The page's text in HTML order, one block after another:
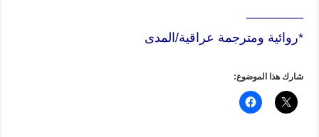
*روائية ومترجمة عراقية/المدى
شارك هذا الموضوع: